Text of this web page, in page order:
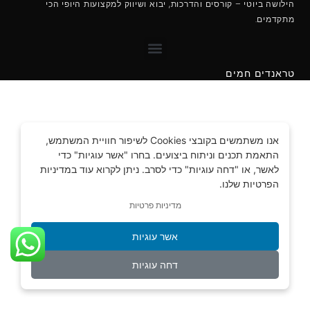
אנו משתמשים בקובצי Cookies לשיפור חוויית המשתמש,
התאמת תכנים וניתוח ביצועים. בחרו "אשר עוגיות" כדי
לאשר, או "דחה עוגיות" כדי לסרב. ניתן לקרוא עוד במדיניות
הפרטיות שלנו.
מדיניות פרטיות
אשר עוגיות
דחה עוגיות
הילושה ביוטי – קורסים והדרכות, יבוא ושיווק למקצועות היופי הכי
מתקדמים.
טראנדים חמים